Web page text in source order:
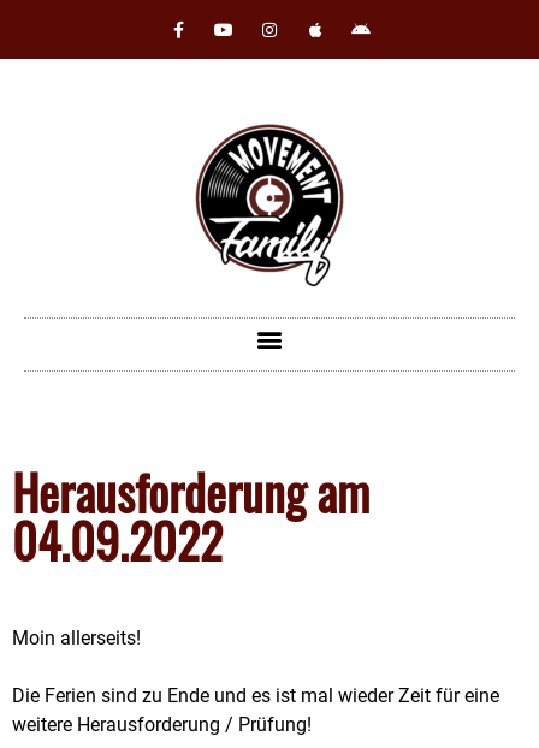
Herausforderung am
04.09.2022
Moin allerseits!
Die Ferien sind zu Ende und es ist mal wieder Zeit für eine
weitere Herausforderung / Prüfung!